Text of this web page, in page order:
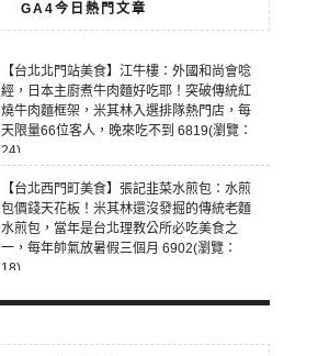
GA4今日熱門文章
【台北北門站美食】江牛樓：外國和尚會唸
經，日本主廚煮牛肉麵好吃耶！突破傳統紅
燒牛肉麵框架，米其林入選排隊熱門店，每
天限量66位客人，晚來吃不到 6819(瀏覽：
24)
【台北西門町美食】張記韭菜水煎包：水煎
包價錢天花板！米其林還沒發掘的傳統老麵
水煎包，當年是台北理教公所必吃美食之
一，每年帥氣放暑假三個月 6902(瀏覽：
18)